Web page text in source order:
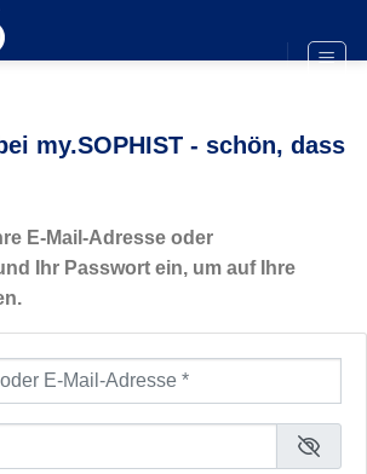
my.SOPHIST - schön, dass
E-Mail-Adresse oder
Ihr Passwort ein, um auf Ihre
E-Mail-Adresse